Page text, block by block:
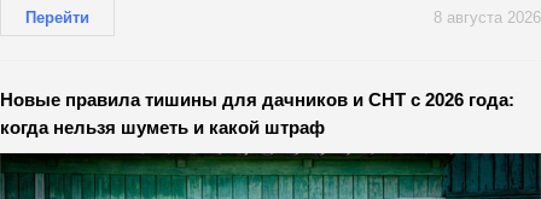
Перейти 8 августа 2026
Новые правила тишины для дачников и СНТ с 2026 года:
когда нельзя шуметь и какой штраф